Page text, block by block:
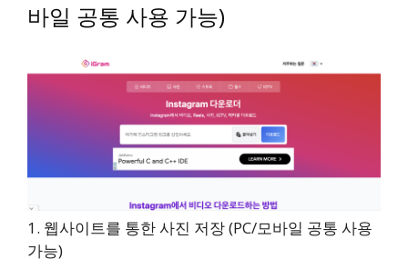
바일 공통 사용 가능)
1. 웹사이트를 통한 사진 저장 (PC/모바일 공통 사용
가능)